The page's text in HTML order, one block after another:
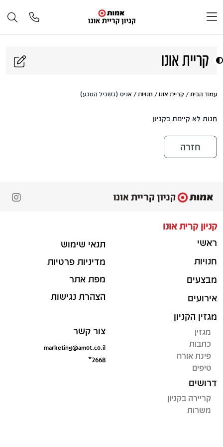
קריית אונו
עמוד הבית / קריית אונו / חנויות / אניס (בשביל הטבע)
חנות לא קיימת בקניון
חזרה
קניון קרית אונו
ראשי
חנויות
מבצעים
אירועים
מגזין הקניון
מגזין
כתבות
פינת אורח
טיפים
דרושים
קריירה בקניון
משרות
תנאי שימוש
מדיניות פרטיות
מפת אתר
הצהרת נגישות
צור קשר
marketing@amot.co.il
*2668